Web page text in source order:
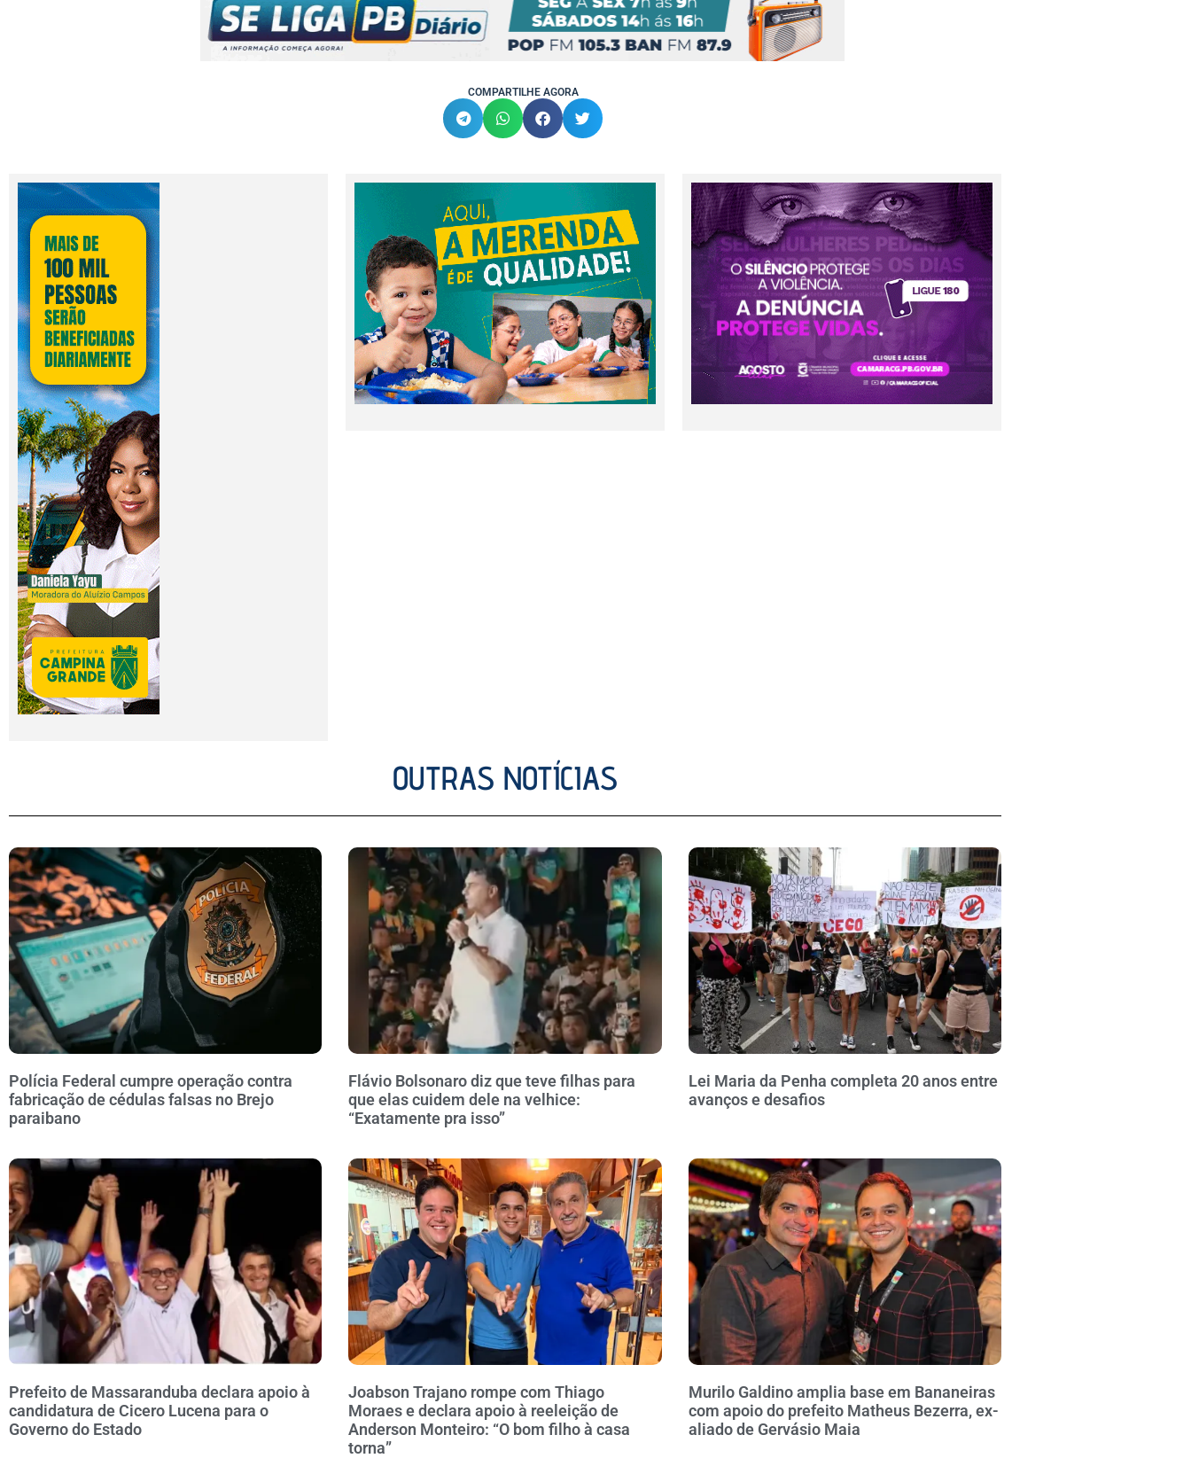
COMPARTILHE AGORA
OUTRAS NOTÍCIAS
Polícia Federal cumpre operação contra
fabricação de cédulas falsas no Brejo
paraibano
Flávio Bolsonaro diz que teve filhas para
que elas cuidem dele na velhice:
“Exatamente pra isso”
Lei Maria da Penha completa 20 anos entre
avanços e desafios
Prefeito de Massaranduba declara apoio à
candidatura de Cicero Lucena para o
Governo do Estado
Joabson Trajano rompe com Thiago
Moraes e declara apoio à reeleição de
Anderson Monteiro: “O bom filho à casa
torna”
Murilo Galdino amplia base em Bananeiras
com apoio do prefeito Matheus Bezerra, ex-
aliado de Gervásio Maia